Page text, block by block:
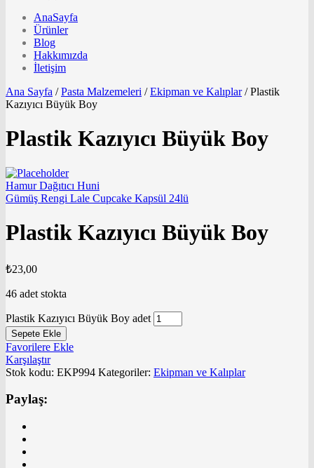
AnaSayfa
Ürünler
Blog
Hakkımızda
İletişim
Ana Sayfa / Pasta Malzemeleri / Ekipman ve Kalıplar /Plastik
Kazıyıcı Büyük Boy
Plastik Kazıyıcı Büyük Boy
Hamur Dağıtıcı Huni
Gümüş Rengi Lale Cupcake Kapsül 24lü
Plastik Kazıyıcı Büyük Boy
₺23,00
46 adet stokta
Plastik Kazıyıcı Büyük Boy adet
Sepete Ekle
Favorilere Ekle
Karşılaştır
Stok kodu: EKP994 Kategoriler: Ekipman ve Kalıplar
Paylaş: